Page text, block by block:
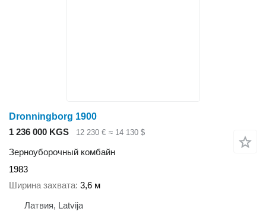
Dronningborg 1900
1 236 000 KGS
12 230 € ≈ 14 130 $
Зерноуборочный комбайн
1983
Ширина захвата 3,6 м
Латвия, Latvija